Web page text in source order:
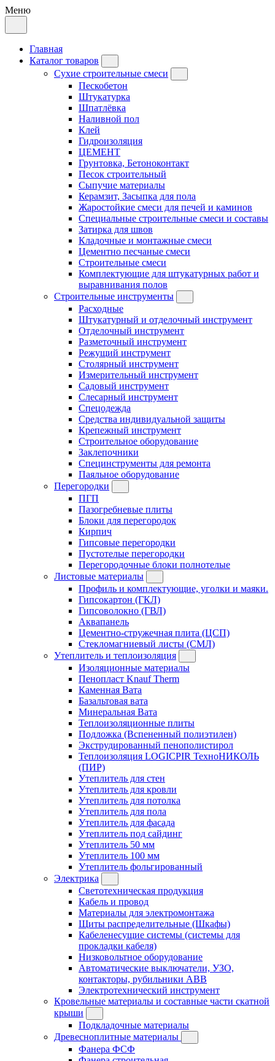
Меню
Главная
Каталог товаров
Сухие строительные смеси
Пескобетон
Штукатурка
Шпатлёвка
Наливной пол
Клей
Гидроизоляция
ЦЕМЕНТ
Грунтовка, Бетоноконтакт
Песок строительный
Сыпучие материалы
Керамзит, Засыпка для пола
Жаростойкие смеси для печей и каминов
Специальные строительные смеси и составы
Затирка для швов
Кладочные и монтажные смеси
Цементно песчаные смеси
Строительные смеси
Комплектующие для штукатурных работ и
выравнивания полов
Строительные инструменты
Расходные
Штукатурный и отделочный инструмент
Отделочный инструмент
Разметочный инструмент
Режущий инструмент
Столярный инструмент
Измерительный инструмент
Садовый инструмент
Слесарный инструмент
Спецодежда
Средства индивидуальной защиты
Крепежный инструмент
Строительное оборудование
Заклепочники
Специнструменты для ремонта
Паяльное оборудование
Перегородки
ПГП
Пазогребневые плиты
Блоки для перегородок
Кирпич
Гипсовые перегородки
Пустотелые перегородки
Перегородочные блоки полнотелые
Листовые материалы
Профиль и комплектующие, уголки и маяки.
Гипсокартон (ГКЛ)
Гипсоволокно (ГВЛ)
Аквапанель
Цементно-стружечная плита (ЦСП)
Стекломагниевый листы (СМЛ)
Утеплитель и теплоизоляция
Изоляционные материалы
Пенопласт Knauf Therm
Каменная Вата
Базальтовая вата
Минеральная Вата
Теплоизоляционные плиты
Подложка (Вспененный полиэтилен)
Экструдированный пенополистирол
Теплоизоляция LOGICPIR ТехноНИКОЛЬ
(ПИР)
Утеплитель для стен
Утеплитель для кровли
Утеплитель для потолка
Утеплитель для пола
Утеплитель для фасада
Утеплитель под сайдинг
Утеплитель 50 мм
Утеплитель 100 мм
Утеплитель фольгированный
Электрика
Светотехническая продукция
Кабель и провод
Материалы для электромонтажа
Щиты распределительные (Шкафы)
Кабеленесущие системы (системы для
прокладки кабеля)
Низковольтное оборудование
Автоматические выключатели, УЗО,
контакторы, рубильники ABB
Электротехнический инструмент
Кровельные материалы и составные части скатной
крыши
Подкладочные материалы
Древесноплитные материалы
Фанера ФСФ